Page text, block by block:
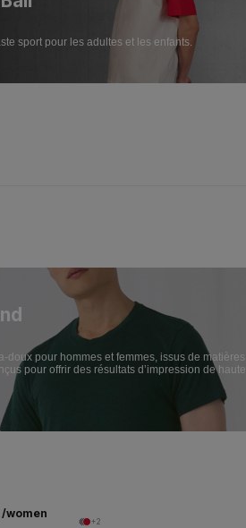
sport pour les adultes et les enfants.
doux pour hommes et femmes, issus de matières
pour offrir des résultats d’impression de haute
/women
+2